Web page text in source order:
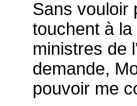
Sans vouloir
touchent à
ministres de
demande,
pouvoir me